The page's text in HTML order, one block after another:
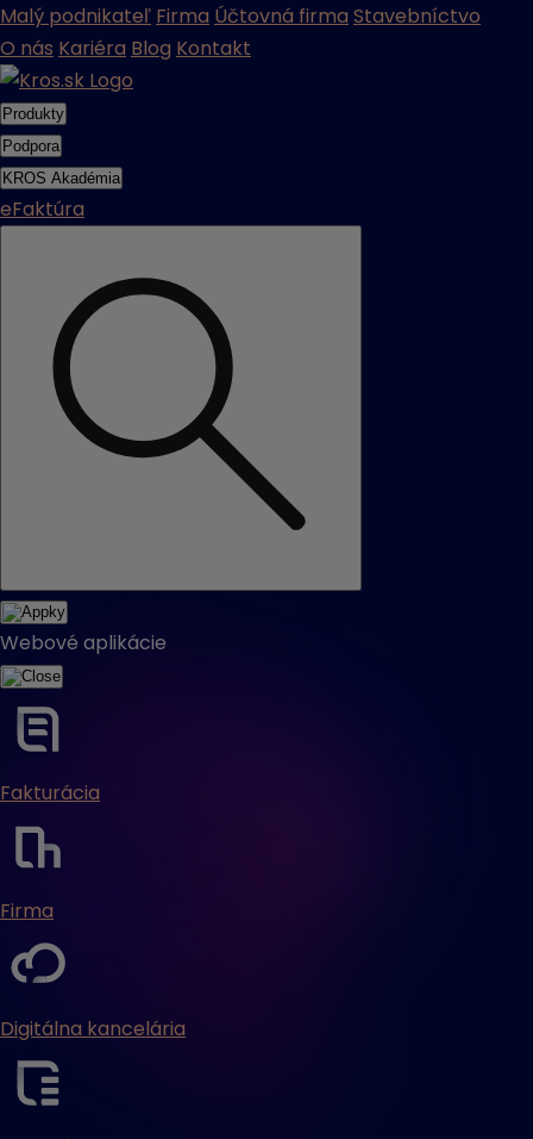
Malý podnikateľ Firma Účtovná firma Stavebníctvo
O nás Kariéra Blog Kontakt
Produkty
Podpora
KROS Akadémia
eFaktúra
Webové aplikácie
Fakturácia
Firma
Digitálna kancelária